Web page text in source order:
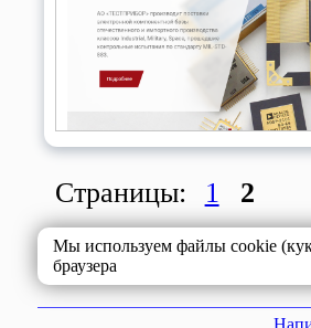
Страницы: 1 2
Мы используем файлы cookie
браузера